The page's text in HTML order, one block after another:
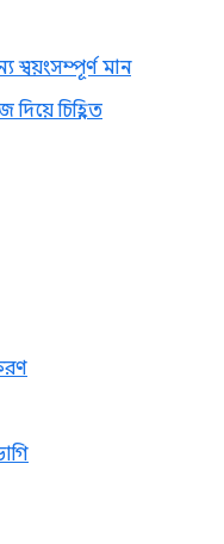
স্বয়ংসম্পূর্ণ মান
চিহ্নিত